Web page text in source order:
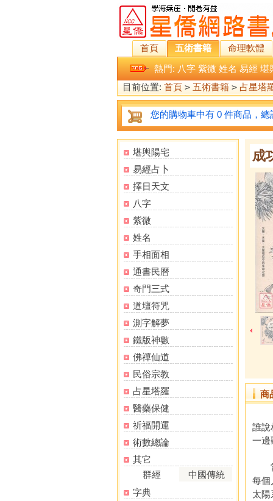
首頁 五術書籍 命理軟體
熱門: 八字 紫微 姓名 易經 堪
目前位置: 首頁 > 五術書籍 > 占星塔
您的購物車中有 0 件商品，總
堪輿陽宅
易經占卜
擇日天文
八字
紫微
姓名
手相面相
通書民曆
奇門三式
道壇符咒
測字解夢
鐵版神數
佛禪仙道
民俗宗教
占星塔羅
醫藥保健
祈福開運
術數總論
其它
群經
中國傳統
字典
成
商
誰說
一邊
當
每個
太陽